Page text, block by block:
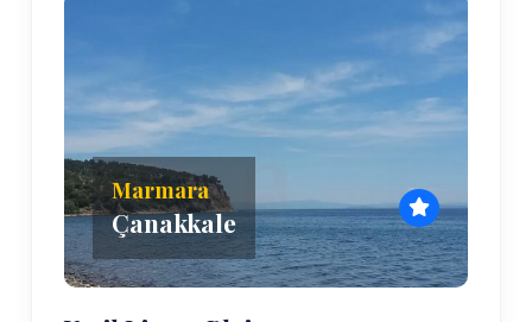
Marmara
Çanakkale